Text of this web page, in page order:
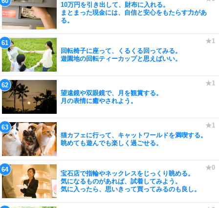
10万円を引き出して、財布に入れる。
まとまった現金には、自信と安心をもたらす力があ
る。
回転椅子に座って、くるくる回ってみる。
遊園地の回転ティーカップと思えばいい。
望遠鏡や双眼鏡で、月を観賞する。
月の表情に癒やされよう。
猫カフェに行って、キャットワールドを満喫する。
眺めても遊んでも楽しく過ごせる。
宝石店で指輪やネックレスをじっくり眺める。
気になるものがあれば、試着してみよう。
気に入ったら、思いきって買ってみるのも良し。